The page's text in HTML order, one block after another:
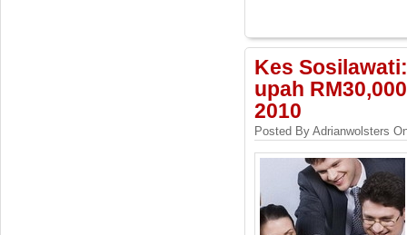
Kes
upah
2010
Posted By Adrianwolsters